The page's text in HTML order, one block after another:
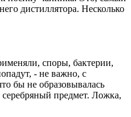
дистиллятора. Несколько
споры, бактерии,
- не важно, с
бы не образовывалась
предмет. Ложка,